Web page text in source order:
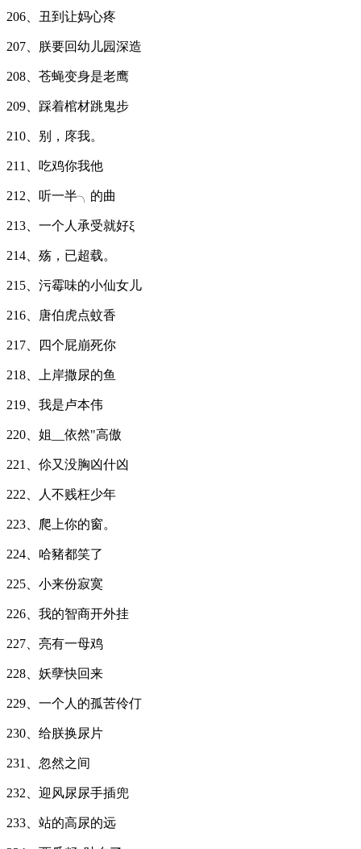
206、丑到让妈心疼
207、朕要回幼儿园深造
208、苍蝇变身是老鹰
209、踩着棺材跳鬼步
210、别，庝我。
211、吃鸡你我他
212、听一半╮的曲
213、一个人承受就好ξ
214、殇，已超载。
215、污霉味的小仙女儿
216、唐伯虎点蚊香
217、四个屁崩死你
218、上岸撒尿的鱼
219、我是卢本伟
220、姐__依然"高傲
221、伱又没胸凶什凶
222、人不贱枉少年
223、爬上你的窗。
224、哈豬都笑了
225、小来份寂寞
226、我的智商开外挂
227、亮有一母鸡
228、妖孽快回来
229、一个人的孤苦伶仃
230、给朕换尿片
231、忽然之间
232、迎风尿尿手插兜
233、站的高尿的远